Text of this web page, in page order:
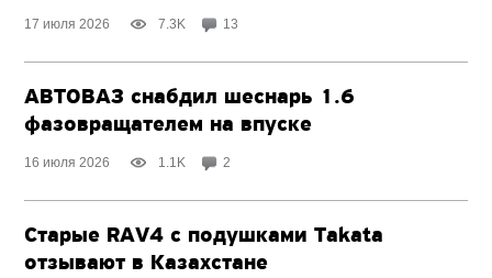
17 июля 2026 7.3K 13
АВТОВАЗ снабдил шеснарь 1.6
фазовращателем на впуске
16 июля 2026 1.1K 2
Старые RAV4 с подушками Takata
отзывают в Казахстане